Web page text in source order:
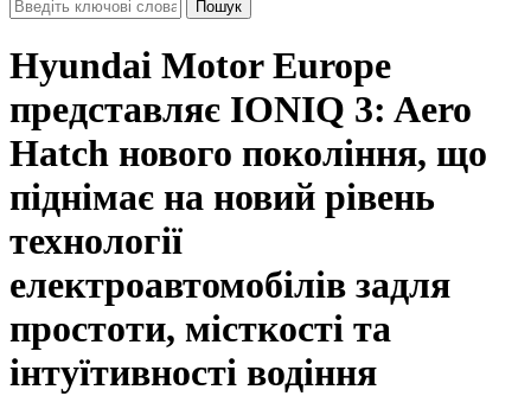
Hyundai Motor Europe
представляє IONIQ 3: Aero
Hatch нового покоління, що
піднімає на новий рівень
технології
електроавтомобілів задля
простоти, місткості та
інтуїтивності водіння